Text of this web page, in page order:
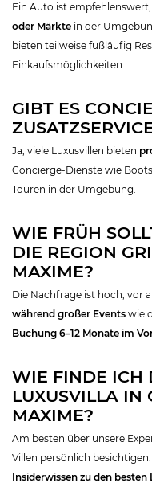
Ein Auto ist
oder Märkte in der
bieten teilweise fußläufig
Einkaufsmöglichkeiten.
GIBT ES
Ja, viele Luxusvillen bieten
Concierge-Dienste wie
Touren in der Umgebung.
WIE FRÜH
DIE REGION
MAXIME?
Die Nachfrage ist hoch, vor
während großer Events wie
Buchung 6–12 Monate im
WIE FINDE ICH
LUXUSVILLA IN
MAXIME?
Am besten über unsere
Villen persönlich
Insiderwissen zu den